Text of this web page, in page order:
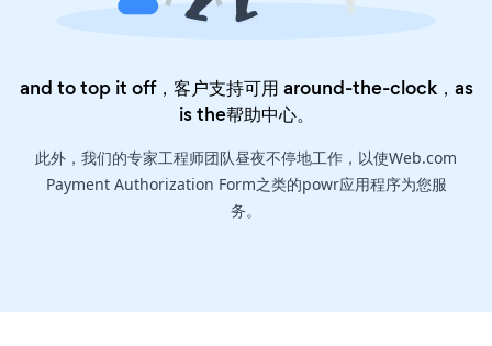
and to top it off，客户支持可用 around-the-clock，as
is the帮助中心。
此外，我们的专家工程师团队昼夜不停地工作，以使Web.com
Payment Authorization Form之类的powr应用程序为您服
务。